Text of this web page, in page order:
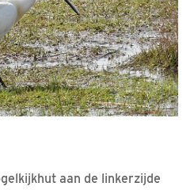
aan de linkerzijde